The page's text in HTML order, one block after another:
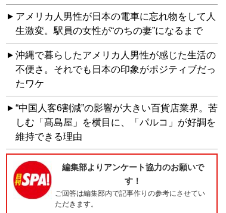
アメリカ人男性が日本の電車に忘れ物をして人
生激変。駅員の女性が“のちの妻”になるまで
沖縄で暮らしたアメリカ人男性が感じた生活の
不便さ。それでも日本の印象がポジティブだっ
たワケ
“中国人客6割減”の影響が大きい百貨店業界。苦
しむ「髙島屋」を横目に、「パルコ」が好調を
維持できる理由